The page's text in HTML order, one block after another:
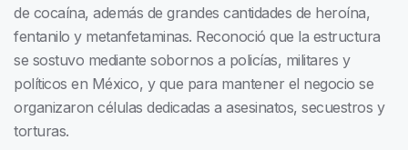
de cocaína, además de grandes cantidades de heroína,
fentanilo y metanfetaminas. Reconoció que la estructura
se sostuvo mediante sobornos a policías, militares y
políticos en México, y que para mantener el negocio se
organizaron células dedicadas a asesinatos, secuestros y
torturas.